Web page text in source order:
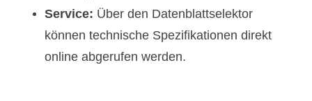
Service: Über den Datenblattselektor
können technische Spezifikationen direkt
online abgerufen werden.